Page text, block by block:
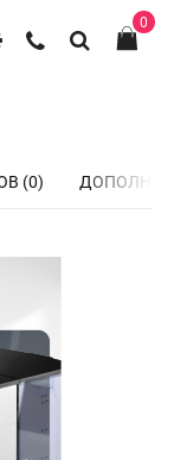
0
(0)